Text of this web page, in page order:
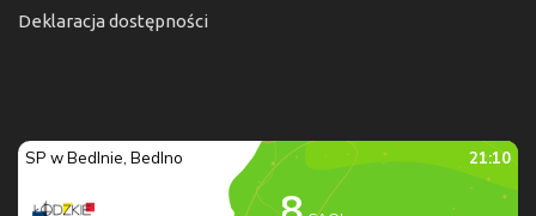
Deklaracja dostępności